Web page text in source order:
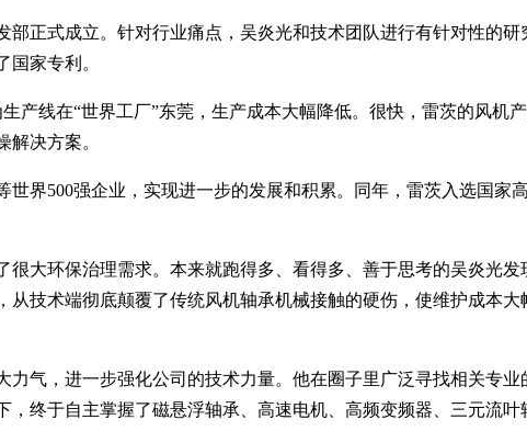
部正式成立。针对行业痛点，吴炎光和技术团队进行有针对性的
国家专利。
产线在“世界工厂”东莞，生产成本大幅降低。很快，雷茨的风机
决方案。
世界500强企业，实现进一步的发展和积累。同年，雷茨入选国
很大环保治理需求。本来就跑得多、看得多、善于思考的吴炎光
技术端彻底颠覆了传统风机轴承机械接触的硬伤，使维护成本
气，进一步强化公司的技术力量。他在圈子里广泛寻找相关专
终于自主掌握了磁悬浮轴承、高速电机、高频变频器、三元流